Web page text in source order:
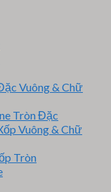
Vuông & Chữ
Tròn Đặc
Vuông & Chữ
Tròn